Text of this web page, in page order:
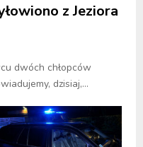
z Jeziora
dwóch chłopców
dzisiaj,...